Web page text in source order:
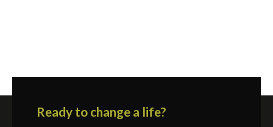
Ready to change a life?